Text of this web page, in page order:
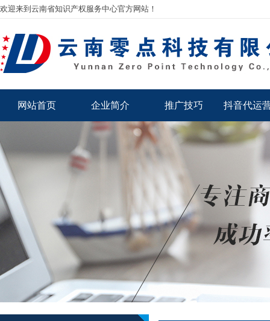
欢迎来到云南省知识产权服务中心官方网站！
网站首页 企业简介 推广技巧 抖音代运